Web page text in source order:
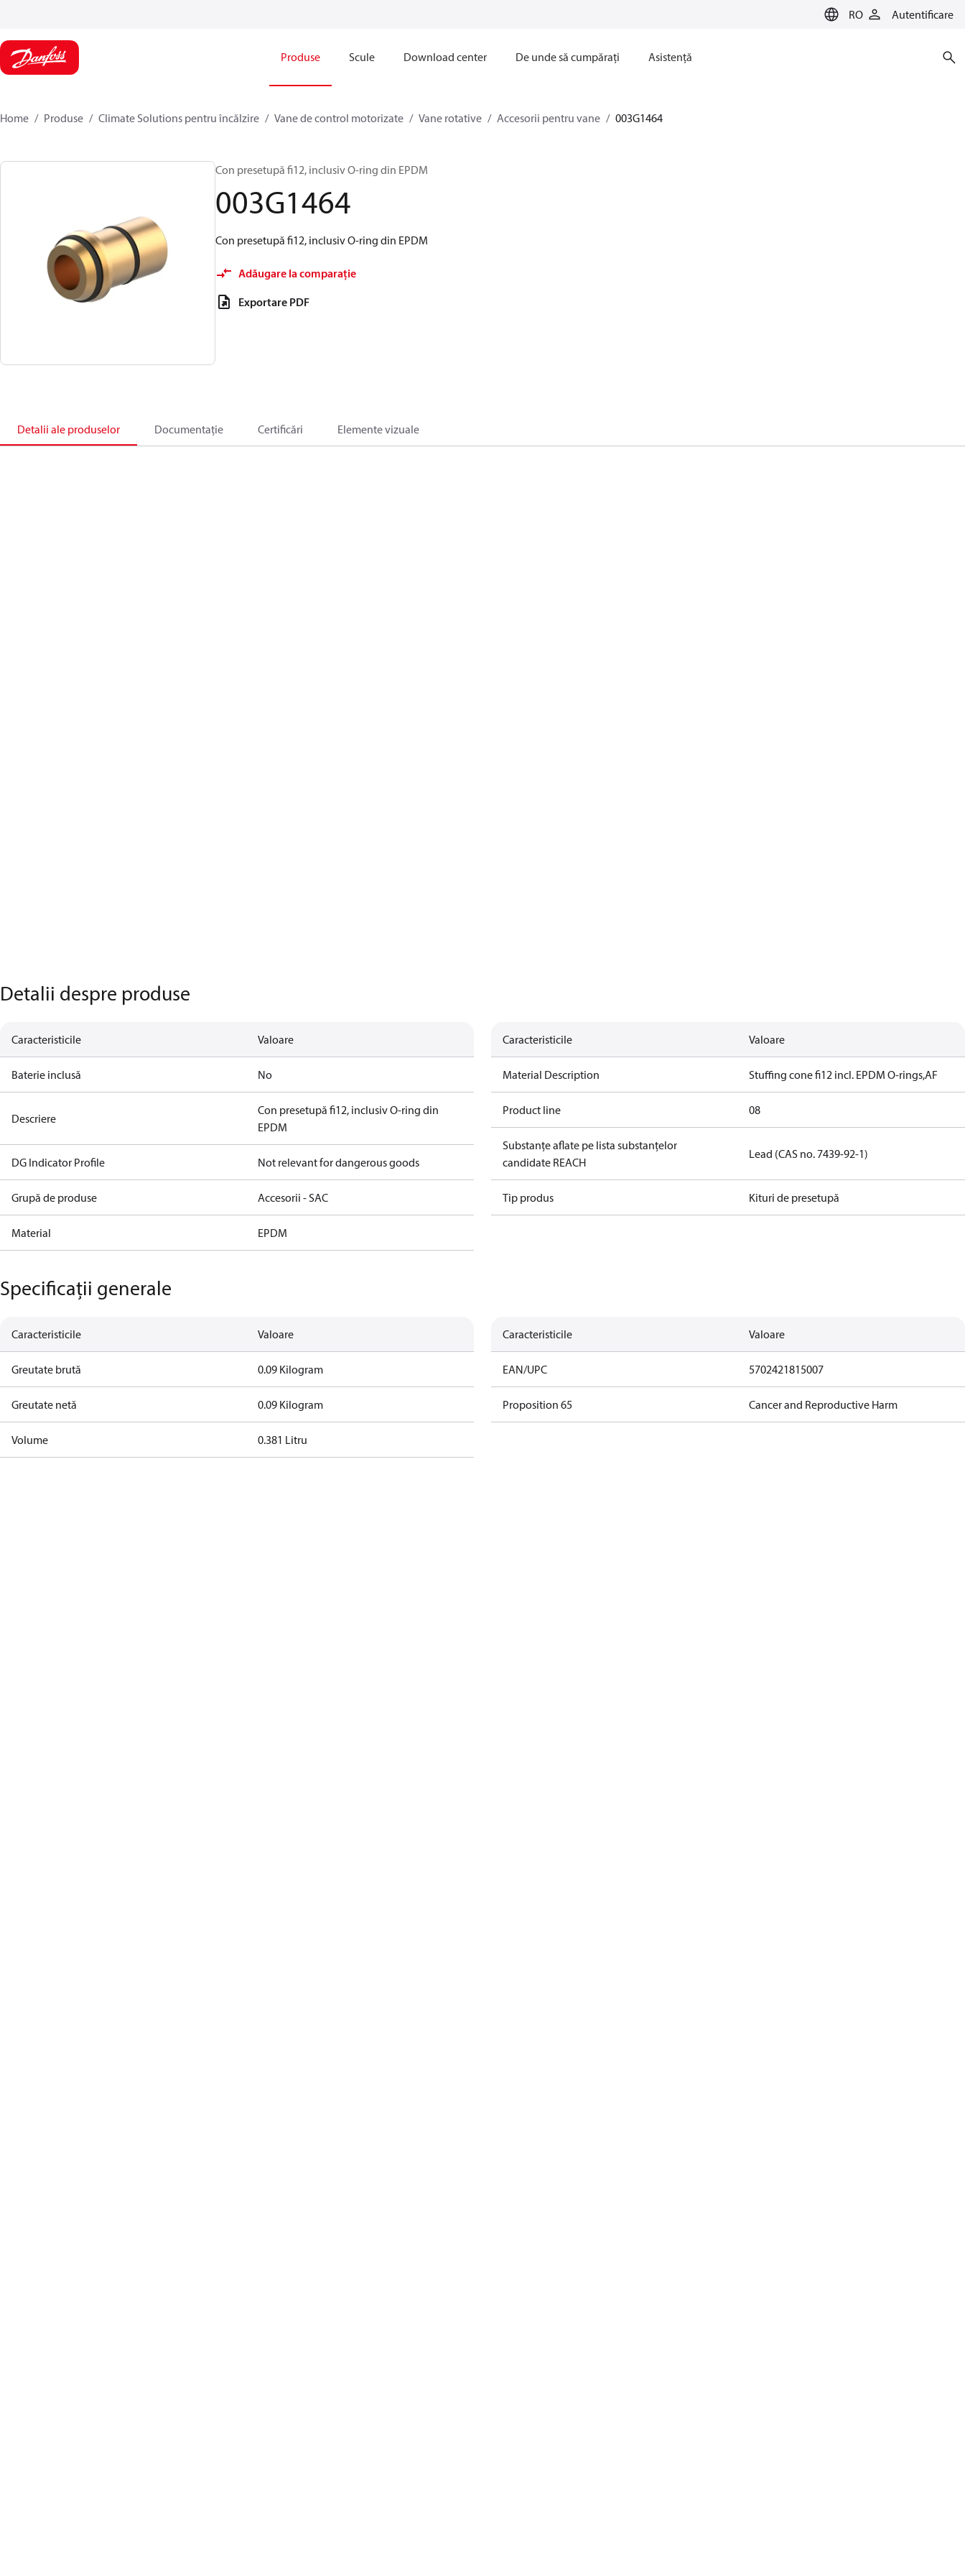
RO Autentificare
Produse Scule Download center De unde să cumpărați Asistență
Home Produse Climate Solutions pentru încălzire Vane de control motorizate Vane rotative Accesorii pentru vane 003G1464
Con presetupă fi12, inclusiv O-ring din EPDM
003G1464
Con presetupă fi12, inclusiv O-ring din EPDM
Adăugare la comparație
Exportare PDF
Detalii ale produselor Documentație Certificări Elemente vizuale
Detalii despre produse
Caracteristicile Valoare
Baterie inclusă No
Descriere
Con presetupă fi12, inclusiv O-ring din
EPDM
DG Indicator Profile Not relevant for dangerous goods
Grupă de produse Accesorii - SAC
Material EPDM
Caracteristicile Valoare
Material Description Stuffing cone fi12 incl. EPDM O-rings,AF
Product line 08
Substanțe aflate pe lista substanțelor
candidate REACH
Lead (CAS no. 7439-92-1)
Tip produs Kituri de presetupă
Specificații generale
Caracteristicile Valoare
Greutate brută 0.09 Kilogram
Greutate netă 0.09 Kilogram
Volume 0.381 Litru
Caracteristicile Valoare
EAN/UPC 5702421815007
Proposition 65 Cancer and Reproductive Harm